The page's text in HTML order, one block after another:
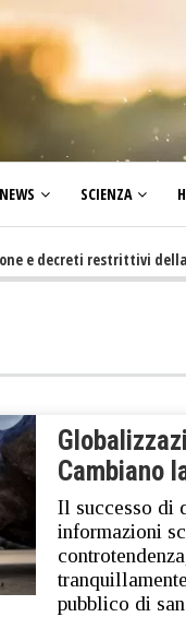
SCIENZA
restrittivi della
Cambiano
Il successo di
informazioni
pubblico di